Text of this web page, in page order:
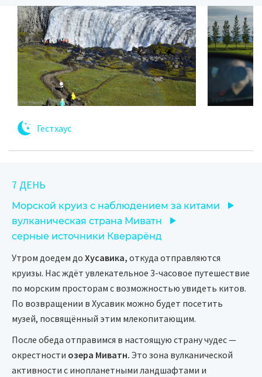
Гестхаус
7 ДЕНЬ
Морской круиз с наблюдением за китами
вулканическая страна Миватн
серные источники Кверарёнд
Утром доедем до Хусавика, откуда отправляются
круизы. Нас ждёт увлекательное 3-часовое путешествие
по морским просторам с возможностью увидеть китов.
По возвращении в Хусавик можно будет посетить
музей, посвящённый этим млекопитающим.
После обеда отправимся в настоящую страну чудес —
окрестности озера Миватн. Это зона вулканической
активности с инопланетными ландшафтами и